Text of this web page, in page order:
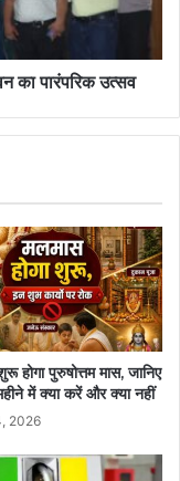
का पारंपरिक उत्सव
होगा पुरुषोत्तम मास, जानिए
में क्या करें और क्या नहीं
2026